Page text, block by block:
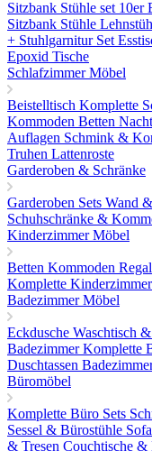
Sitzbank Stühle set 10er
Sitzbank Stühle
+ Stuhlgarnitur Set
Epoxid Tische
Schlafzimmer Möbel
Beistelltisch Komplette
Kommoden Betten
Auflagen Schmink &
Truhen Lattenroste
Garderoben & Schränke
Garderoben Sets Wand
Schuhschränke &
Kinderzimmer Möbel
Betten Kommoden
Komplette
Badezimmer Möbel
Eckdusche Waschtisch
BadezimmerKomplette
Duschtassen
Büromöbel
Komplette Büro Sets
Sessel & Bürostühle
& Tresen Couchtische &